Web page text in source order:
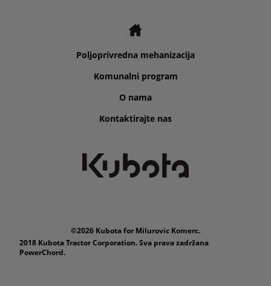
Poljoprivredna mehanizacija
Komunalni program
O nama
Kontaktirajte nas
©2026 Kubota for Milurovic Komerc.
2018 Kubota Tractor Corporation. Sva prava zadržana
PowerChord.